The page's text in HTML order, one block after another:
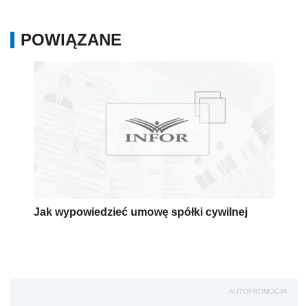
POWIĄZANE
Jak wypowiedzieć umowę spółki cywilnej
AUTOPROMOCJA